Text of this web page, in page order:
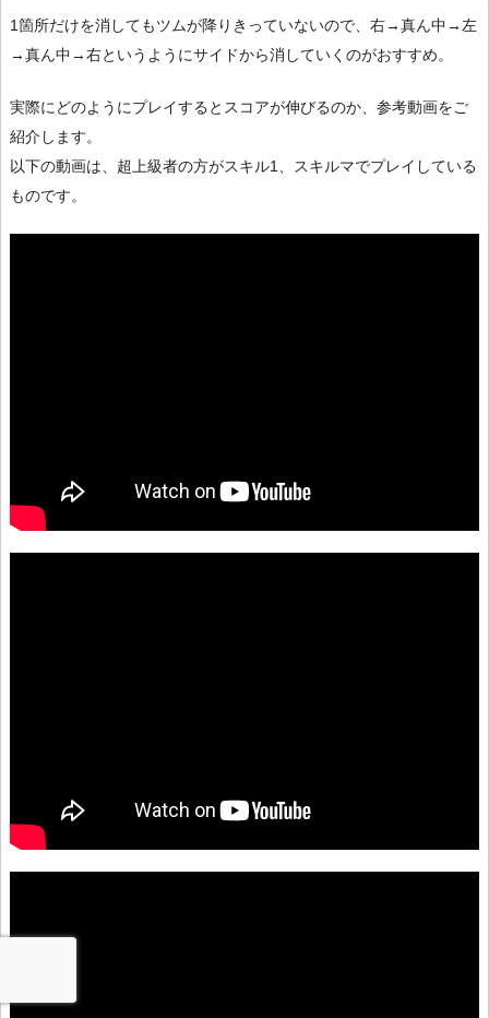
1箇所だけを消してもツムが降りきっていないので、右→真ん中→左
→真ん中→右というようにサイドから消していくのがおすすめ。
実際にどのようにプレイするとスコアが伸びるのか、参考動画をご
紹介します。
以下の動画は、超上級者の方がスキル1、スキルマでプレイしている
ものです。